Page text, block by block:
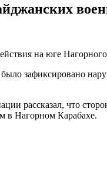
на юге
зафиксировано
рассказал, что
в Нагорном Карабахе.